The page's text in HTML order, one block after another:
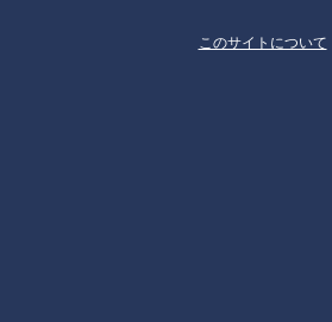
このサイトについて